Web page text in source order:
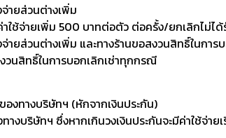
ายส่วนต่างเพิ่ม
ช้จ่ายเพิ่ม 500 บาทต่อตัว ต่อครั้ง/ยกเลิกไม่ไ
ยส่วนต่างเพิ่ม และทางร้านขอสงวนสิทธิ์ในกา
วนสิทธิ์ในการบอกเลิกเช่าทุกกรณี
งทางบริษัทฯ (หักจากเงินประกัน)
บริษัทฯ ซึ่งหากเกินวงเงินประกันจะมีค่าใช้จ่าย